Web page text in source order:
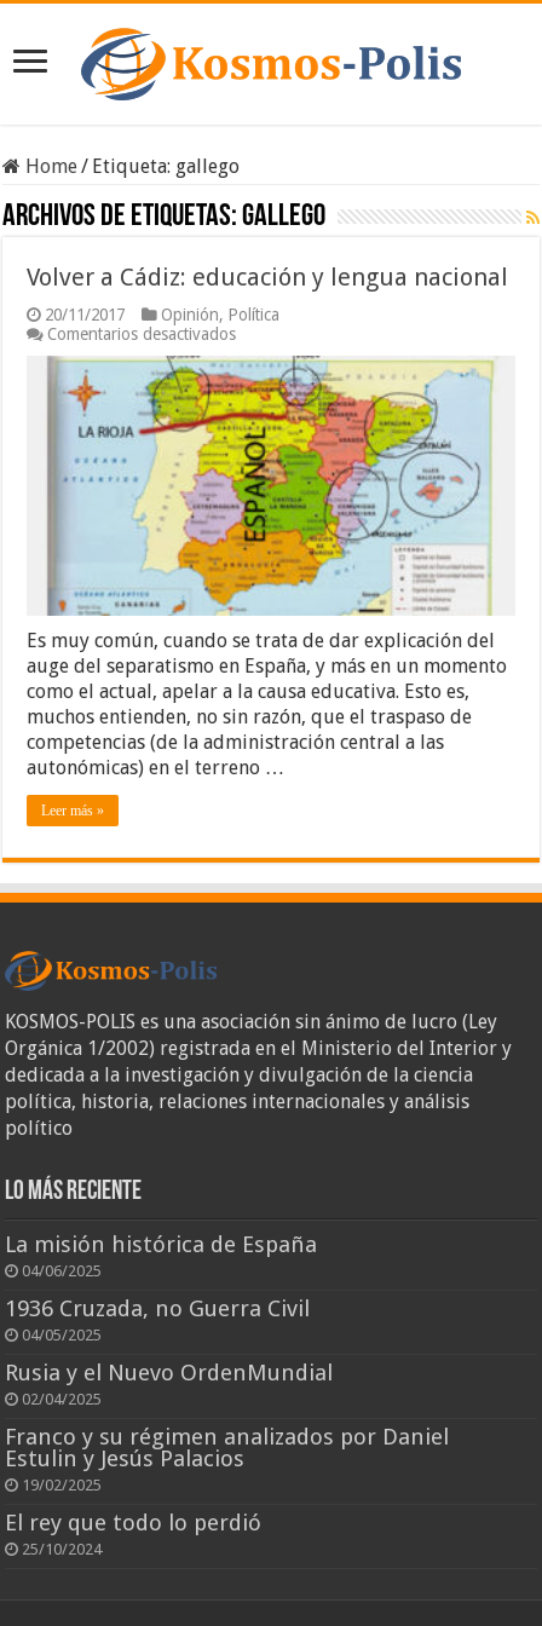
Home/ Etiqueta: gallego
Archivos de etiquetas:gallego
Volver a Cádiz: educación y lengua nacional
20/11/2017 Opinión, Política
Comentarios desactivadosen
Volver
a
Cádiz:
educación
y
lengua
nacional
Es muy común, cuando se trata de dar explicación del
auge del separatismo en España, y más en un momento
como el actual, apelar a la causa educativa. Esto es,
muchos entienden, no sin razón, que el traspaso de
competencias (de la administración central a las
autonómicas) en el terreno …
Leer más »
KOSMOS-POLIS es una asociación sin ánimo de lucro (Ley
Orgánica 1/2002) registrada en el Ministerio del Interior y
dedicada a la investigación y divulgación de la ciencia
política, historia, relaciones internacionales y análisis
político
Lo más reciente
La misión histórica de España
04/06/2025
1936 Cruzada, no Guerra Civil
04/05/2025
Rusia y el Nuevo OrdenMundial
02/04/2025
Franco y su régimen analizados por Daniel
Estulin y Jesús Palacios
19/02/2025
El rey que todo lo perdió
25/10/2024